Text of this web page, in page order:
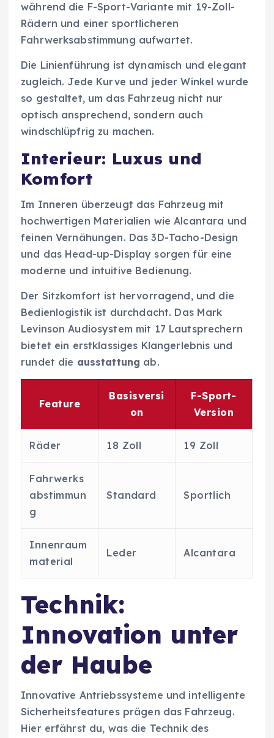
während die F-Sport-Variante mit 19-Zoll-
Rädern und einer sportlicheren
Fahrwerksabstimmung aufwartet.
Die Linienführung ist dynamisch und elegant
zugleich. Jede Kurve und jeder Winkel wurde
so gestaltet, um das Fahrzeug nicht nur
optisch ansprechend, sondern auch
windschlüpfrig zu machen.
Interieur: Luxus und
Komfort
Im Inneren überzeugt das Fahrzeug mit
hochwertigen Materialien wie Alcantara und
feinen Vernähungen. Das 3D-Tacho-Design
und das Head-up-Display sorgen für eine
moderne und intuitive Bedienung.
Der Sitzkomfort ist hervorragend, und die
Bedienlogistik ist durchdacht. Das Mark
Levinson Audiosystem mit 17 Lautsprechern
bietet ein erstklassiges Klangerlebnis und
rundet die ausstattung ab.
Feature
Basisversi
on
F-Sport-
Version
Räder 18 Zoll 19 Zoll
Fahrwerks
abstimmun
g
Standard Sportlich
Innenraum
material
Leder Alcantara
Technik:
Innovation unter
der Haube
Innovative Antriebssysteme und intelligente
Sicherheitsfeatures prägen das Fahrzeug.
Hier erfährst du, was die Technik des